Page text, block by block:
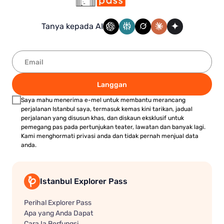
Tanya kepada AI
Langgan
Saya mahu menerima e-mel untuk membantu merancang
perjalanan Istanbul saya, termasuk kemas kini tarikan, jadual
perjalanan yang disusun khas, dan diskaun eksklusif untuk
pemegang pas pada pertunjukan teater, lawatan dan banyak lagi.
Kami menghormati privasi anda dan tidak pernah menjual data
anda.
Istanbul Explorer Pass
Perihal Explorer Pass
Apa yang Anda Dapat